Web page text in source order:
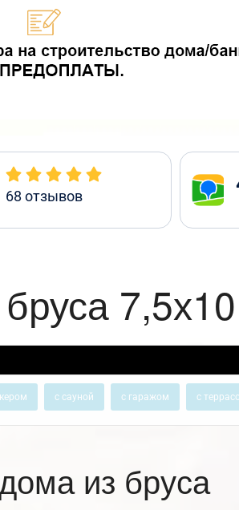
68 отзывов
7,5х10
с сауной с гаражом с
из бруса